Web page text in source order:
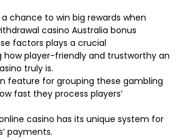
chance to win big rewards when
casino Australia bonus
factors plays a crucial
how player-friendly and trustworthy an
truly is.
feature for grouping these gambling
fast they process players’
casino has its unique system for
payments.